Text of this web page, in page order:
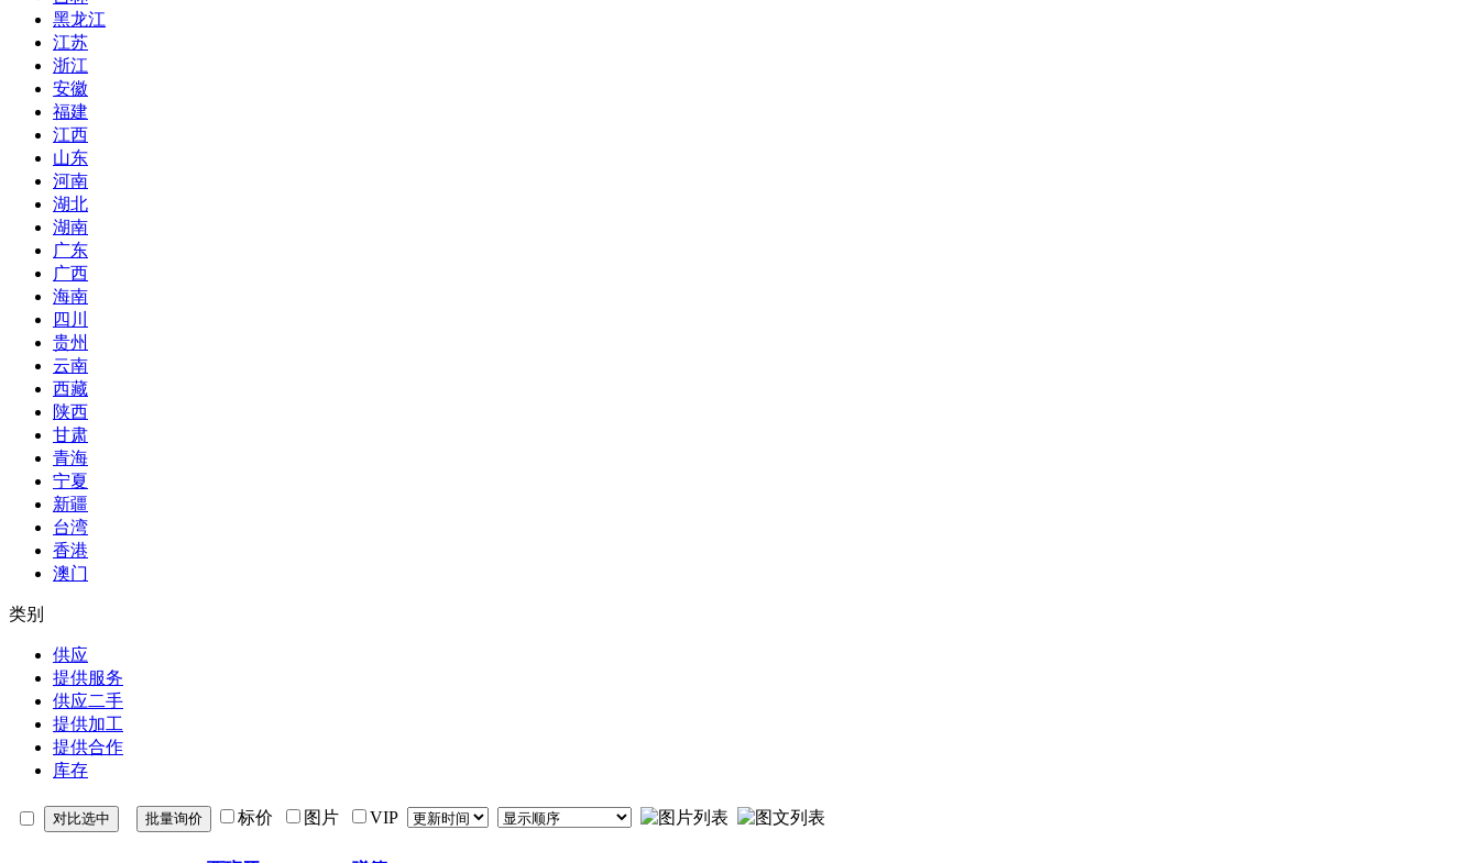
黑龙江
江苏
浙江
安徽
福建
江西
山东
河南
湖北
湖南
广东
广西
海南
四川
贵州
云南
西藏
陕西
甘肃
青海
宁夏
新疆
台湾
香港
澳门
类别
供应
提供服务
供应二手
提供加工
提供合作
库存
标价 图片 VIP